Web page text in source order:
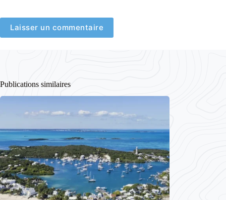
Laisser un commentaire
Publications similaires